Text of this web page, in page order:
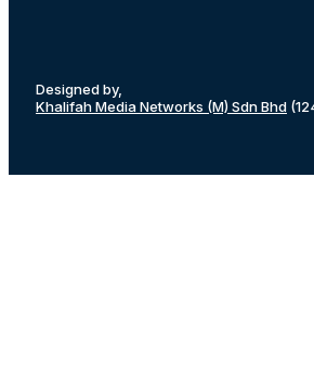
Designed by,
Khalifah Media Networks (M) Sdn Bhd